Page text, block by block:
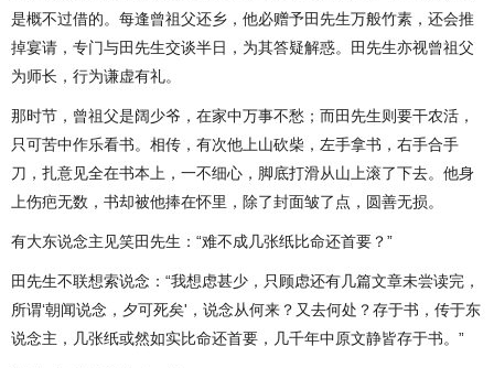
是概不过借的。每逢曾祖父还乡，他必赠予田先生万般竹素，还会推
掉宴请，专门与田先生交谈半日，为其答疑解惑。田先生亦视曾祖父
为师长，行为谦虚有礼。
那时节，曾祖父是阔少爷，在家中万事不愁；而田先生则要干农活，
只可苦中作乐看书。相传，有次他上山砍柴，左手拿书，右手合手
刀，扎意见全在书本上，一不细心，脚底打滑从山上滚了下去。他身
上伤疤无数，书却被他捧在怀里，除了封面皱了点，圆善无损。
有大东说念主见笑田先生：“难不成几张纸比命还首要？”
田先生不联想索说念：“我想虑甚少，只顾虑还有几篇文章未尝读完，
所谓‘朝闻说念，夕可死矣'，说念从何来？又去何处？存于书，传于东
说念主，几张纸或然如实比命还首要，几千年中原文静皆存于书。”